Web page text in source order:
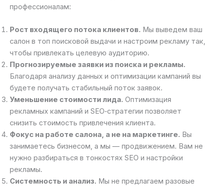
профессионалам:
Рост входящего потока клиентов. Мы выведем ваш
салон в топ поисковой выдачи и настроим рекламу так,
чтобы привлекать целевую аудиторию.
Прогнозируемые заявки из поиска и рекламы.
Благодаря анализу данных и оптимизации кампаний вы
будете получать стабильный поток заявок.
Уменьшение стоимости лида. Оптимизация
рекламных кампаний и SEO‑стратегии позволяет
снизить стоимость привлечения клиента.
Фокус на работе салона, а не на маркетинге. Вы
занимаетесь бизнесом, а мы — продвижением. Вам не
нужно разбираться в тонкостях SEO и настройки
рекламы.
Системность и анализ. Мы не предлагаем разовые